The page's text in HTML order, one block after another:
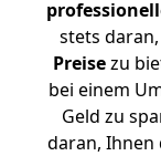
stets
Preisezu
bei einem
Geld zu
daran, Ihnen